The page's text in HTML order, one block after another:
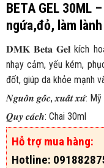
BETA GEL 30ML
ngứa,đỏ, làm
𝐃𝐌𝐊 𝐁𝐞𝐭𝐚 𝐆𝐞𝐥 kích
nhạy cảm, yếu kém,
đốt, giúp da khỏe mạnh
𝑵𝒈𝒖𝒐̂̀𝒏 𝒈𝒐̂́𝒄, 𝒙𝒖𝒂̂́𝒕 𝒙𝒖̛́: Mỹ
𝑸𝒖𝒚 𝒄𝒂́𝒄𝒉: Chai 30ml
Hỗ trợ mua hàng:
Hotline: